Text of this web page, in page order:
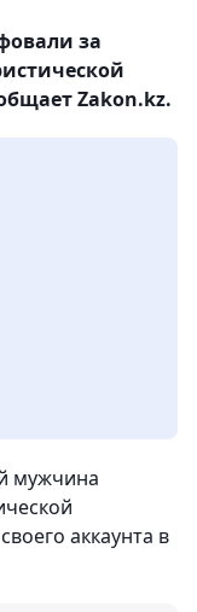
за
Zakon.kz.
мужчина
аккаунта в